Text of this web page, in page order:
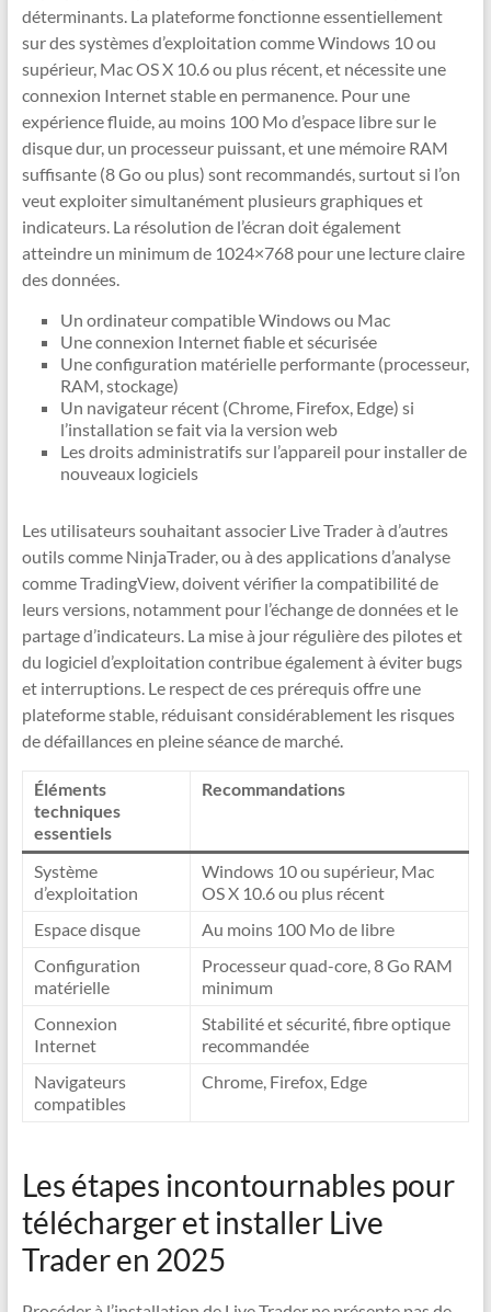
déterminants. La plateforme fonctionne essentiellement
sur des systèmes d’exploitation comme Windows 10 ou
supérieur, Mac OS X 10.6 ou plus récent, et nécessite une
connexion Internet stable en permanence. Pour une
expérience fluide, au moins 100 Mo d’espace libre sur le
disque dur, un processeur puissant, et une mémoire RAM
suffisante (8 Go ou plus) sont recommandés, surtout si l’on
veut exploiter simultanément plusieurs graphiques et
indicateurs. La résolution de l’écran doit également
atteindre un minimum de 1024×768 pour une lecture claire
des données.
Un ordinateur compatible Windows ou Mac
Une connexion Internet fiable et sécurisée
Une configuration matérielle performante (processeur,
RAM, stockage)
Un navigateur récent (Chrome, Firefox, Edge) si
l’installation se fait via la version web
Les droits administratifs sur l’appareil pour installer de
nouveaux logiciels
Les utilisateurs souhaitant associer Live Trader à d’autres
outils comme NinjaTrader, ou à des applications d’analyse
comme TradingView, doivent vérifier la compatibilité de
leurs versions, notamment pour l’échange de données et le
partage d’indicateurs. La mise à jour régulière des pilotes et
du logiciel d’exploitation contribue également à éviter bugs
et interruptions. Le respect de ces prérequis offre une
plateforme stable, réduisant considérablement les risques
de défaillances en pleine séance de marché.
Éléments
techniques
essentiels
Recommandations
Système
d’exploitation
Windows 10 ou supérieur, Mac
OS X 10.6 ou plus récent
Espace disque
Au moins 100 Mo de libre
Configuration
matérielle
Processeur quad-core, 8 Go RAM
minimum
Connexion
Internet
Stabilité et sécurité, fibre optique
recommandée
Navigateurs
compatibles
Chrome, Firefox, Edge
Les étapes incontournables pour
télécharger et installer Live
Trader en 2025